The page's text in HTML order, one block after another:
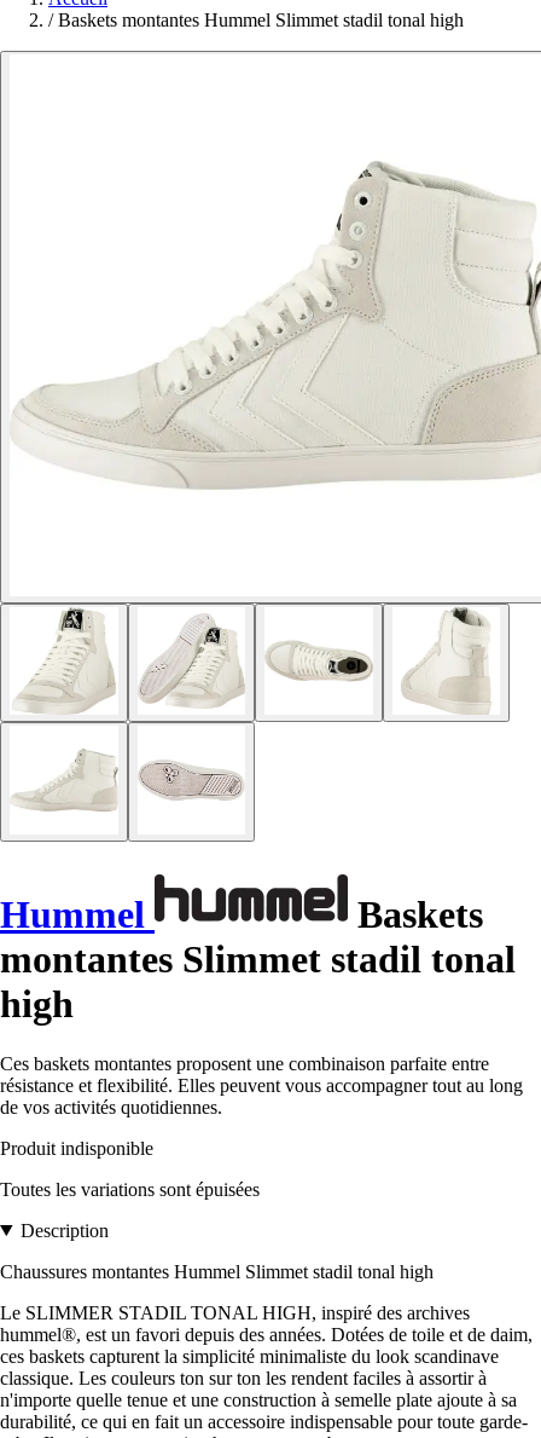
/ Baskets montantes Hummel Slimmet stadil tonal high
Hummel
Baskets
montantes Slimmet stadil tonal
high
Ces baskets montantes proposent une combinaison parfaite entre
résistance et flexibilité. Elles peuvent vous accompagner tout au long
de vos activités quotidiennes.
Produit indisponible
Toutes les variations sont épuisées
Description
Chaussures montantes Hummel Slimmet stadil tonal high
Le SLIMMER STADIL TONAL HIGH, inspiré des archives
hummel®, est un favori depuis des années. Dotées de toile et de daim,
ces baskets capturent la simplicité minimaliste du look scandinave
classique. Les couleurs ton sur ton les rendent faciles à assortir à
n'importe quelle tenue et une construction à semelle plate ajoute à sa
durabilité, ce qui en fait un accessoire indispensable pour toute garde-